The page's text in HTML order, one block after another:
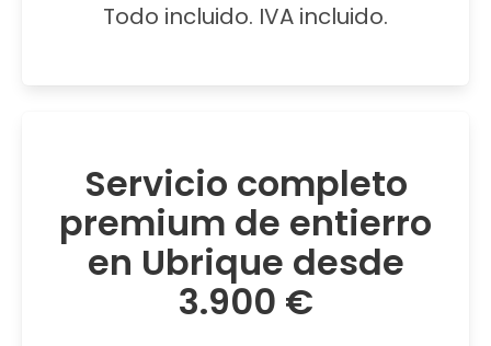
Todo incluido. IVA incluido.
Servicio completo
premium de entierro
en Ubrique desde
3.900 €